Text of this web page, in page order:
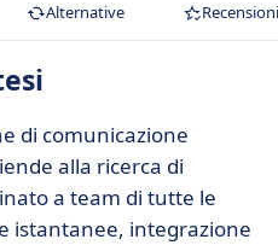
Alternative Recensioni
di comunicazione
alla ricerca di
a team di tutte le
istantanee, integrazione